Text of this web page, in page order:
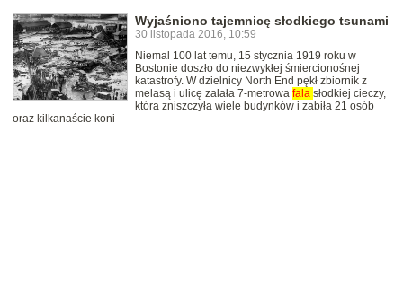
Wyjaśniono tajemnicę słodkiego tsunami
30 listopada 2016, 10:59
Niemal 100 lat temu, 15 stycznia 1919 roku w
Bostonie doszło do niezwykłej śmiercionośnej
katastrofy. W dzielnicy North End pękł zbiornik z
melasą i ulicę zalała 7-metrowa fala słodkiej cieczy,
która zniszczyła wiele budynków i zabiła 21 osób
oraz kilkanaście koni